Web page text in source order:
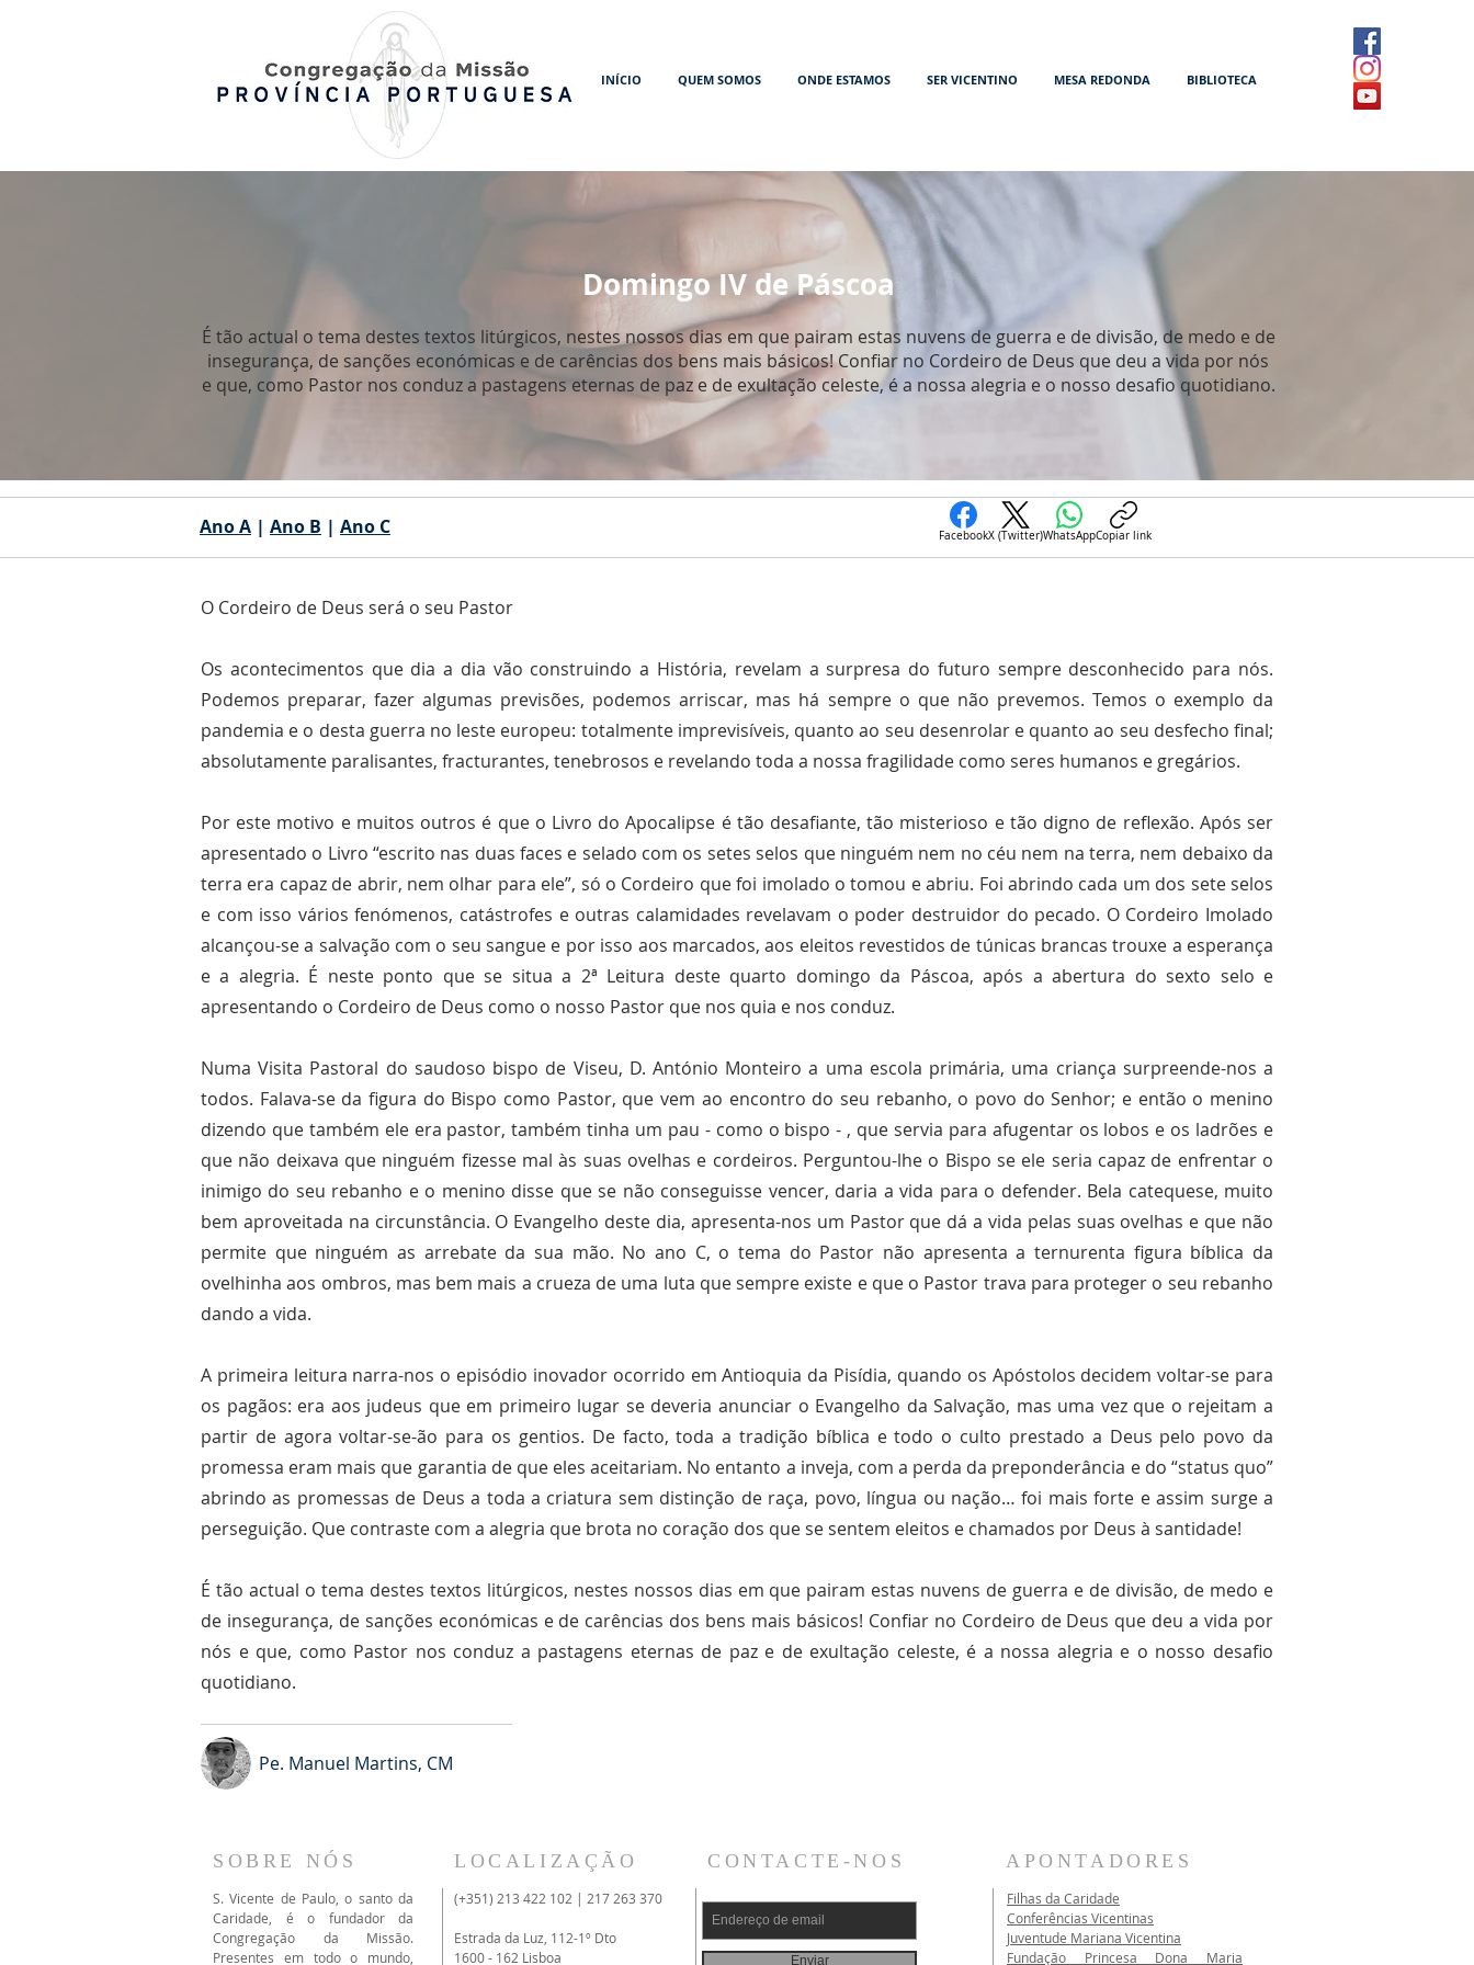
INÍCIO QUEM SOMOS ONDE ESTAMOS SER VICENTINO MESA REDONDA BIBLIOTECA
Domingo IV de Páscoa
É tão actual o tema destes textos litúrgicos, nestes nossos dias em que pairam estas nuvens de guerra e de divisão, de medo e de
insegurança, de sanções económicas e de carências dos bens mais básicos! Confiar no Cordeiro de Deus que deu a vida por nós
e que, como Pastor nos conduz a pastagens eternas de paz e de exultação celeste, é a nossa alegria e o nosso desafio quotidiano.
Ano A | Ano B | Ano C
Domingo IV de Páscoa
O Cordeiro de Deus será o seu Pastor
Os acontecimentos que dia a dia vão construindo a História, revelam a surpresa do futuro sempre desconhecido para nós.
Podemos preparar, fazer algumas previsões, podemos arriscar, mas há sempre o que não prevemos. Temos o exemplo da
pandemia e o desta guerra no leste europeu: totalmente imprevisíveis, quanto ao seu desenrolar e quanto ao seu desfecho final;
absolutamente paralisantes, fracturantes, tenebrosos e revelando toda a nossa fragilidade como seres humanos e gregários.
Por este motivo e muitos outros é que o Livro do Apocalipse é tão desafiante, tão misterioso e tão digno de reflexão. Após ser
apresentado o Livro “escrito nas duas faces e selado com os setes selos que ninguém nem no céu nem na terra, nem debaixo da
terra era capaz de abrir, nem olhar para ele”, só o Cordeiro que foi imolado o tomou e abriu. Foi abrindo cada um dos sete selos
e com isso vários fenómenos, catástrofes e outras calamidades revelavam o poder destruidor do pecado. O Cordeiro Imolado
alcançou-se a salvação com o seu sangue e por isso aos marcados, aos eleitos revestidos de túnicas brancas trouxe a esperança
e a alegria. É neste ponto que se situa a 2ª Leitura deste quarto domingo da Páscoa, após a abertura do sexto selo e
apresentando o Cordeiro de Deus como o nosso Pastor que nos quia e nos conduz.
Numa Visita Pastoral do saudoso bispo de Viseu, D. António Monteiro a uma escola primária, uma criança surpreende-nos a
todos. Falava-se da figura do Bispo como Pastor, que vem ao encontro do seu rebanho, o povo do Senhor; e então o menino
dizendo que também ele era pastor, também tinha um pau - como o bispo - , que servia para afugentar os lobos e os ladrões e
que não deixava que ninguém fizesse mal às suas ovelhas e cordeiros. Perguntou-lhe o Bispo se ele seria capaz de enfrentar o
inimigo do seu rebanho e o menino disse que se não conseguisse vencer, daria a vida para o defender. Bela catequese, muito
bem aproveitada na circunstância. O Evangelho deste dia, apresenta-nos um Pastor que dá a vida pelas suas ovelhas e que não
permite que ninguém as arrebate da sua mão. No ano C, o tema do Pastor não apresenta a ternurenta figura bíblica da
ovelhinha aos ombros, mas bem mais a crueza de uma luta que sempre existe e que o Pastor trava para proteger o seu rebanho
dando a vida.
A primeira leitura narra-nos o episódio inovador ocorrido em Antioquia da Pisídia, quando os Apóstolos decidem voltar-se para
os pagãos: era aos judeus que em primeiro lugar se deveria anunciar o Evangelho da Salvação, mas uma vez que o rejeitam a
partir de agora voltar-se-ão para os gentios. De facto, toda a tradição bíblica e todo o culto prestado a Deus pelo povo da
promessa eram mais que garantia de que eles aceitariam. No entanto a inveja, com a perda da preponderância e do “status quo”
abrindo as promessas de Deus a toda a criatura sem distinção de raça, povo, língua ou nação… foi mais forte e assim surge a
perseguição. Que contraste com a alegria que brota no coração dos que se sentem eleitos e chamados por Deus à santidade!
É tão actual o tema destes textos litúrgicos, nestes nossos dias em que pairam estas nuvens de guerra e de divisão, de medo e
de insegurança, de sanções económicas e de carências dos bens mais básicos! Confiar no Cordeiro de Deus que deu a vida por
nós e que, como Pastor nos conduz a pastagens eternas de paz e de exultação celeste, é a nossa alegria e o nosso desafio
quotidiano.
Pe. Manuel Martins, CM
FacebookX (Twitter)WhatsAppCopiar link
SOBRE NÓS
S. Vicente de Paulo, o santo da
Caridade, é o fundador da
Congregação da Missão.
Presentes em todo o mundo,
LOCALIZAÇÃO
(+351) 213 422 102 | 217 263 370
Estrada da Luz, 112-1º Dto
1600 - 162 Lisboa
CONTACTE-NOS
Enviar
APONTADORES
Filhas da Caridade
Conferências Vicentinas
Juventude Mariana Vicentina
Fundação Princesa Dona Maria